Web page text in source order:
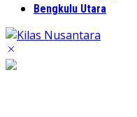
Bengkulu Utara